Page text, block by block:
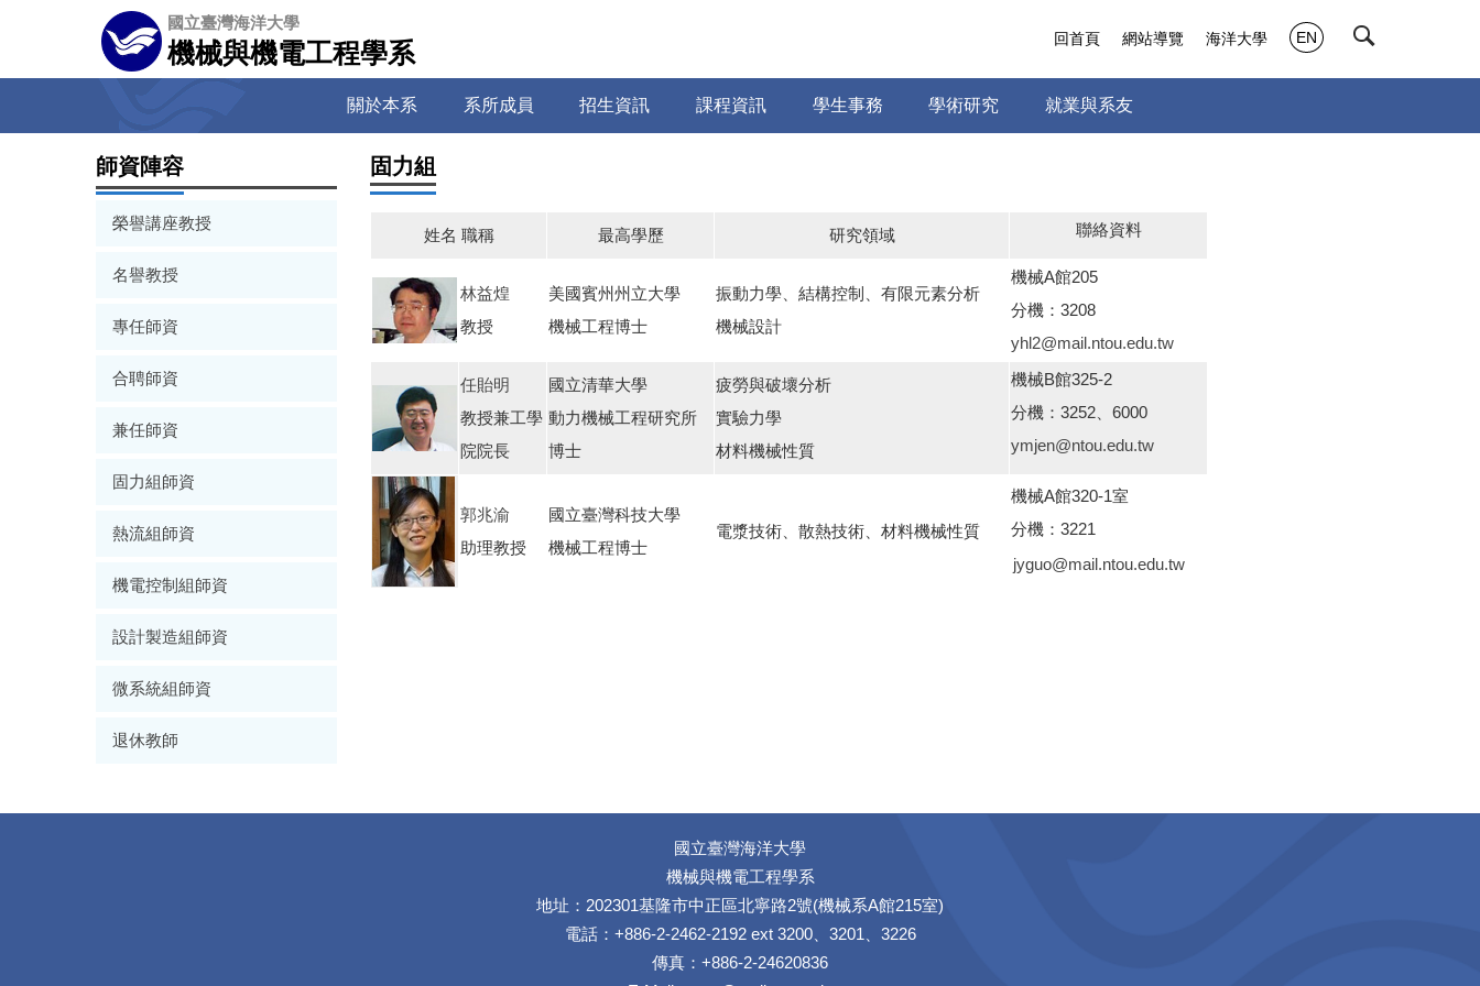
容
國立臺灣海洋大學
機械與機電工程學系
關於本系 系所成員 招生資訊 課程資訊 學生事務 學術研究 就業與系友
回首頁 網站導覽 海洋大學 EN
師資陣容
榮譽講座教授
名譽教授
專任師資
合聘師資
兼任師資
固力組師資
熱流組師資
機電控制組師資
設計製造組師資
微系統組師資
退休教師
固力組
姓名 職稱 最高學歷 研究領域 聯絡資料
林益煌
教授
美國賓州州立大學
機械工程博士
振動力學、結構控制、有限元素分析
機械設計
機械A館205
分機：3208
yhl2@mail.ntou.edu.tw
任貽明
教授兼工學
院院長
國立清華大學
動力機械工程研究所
博士
疲勞與破壞分析
實驗力學
材料機械性質
機械B館325-2
分機：3252、6000
ymjen@ntou.edu.tw
郭兆渝
助理教授
國立臺灣科技大學
機械工程博士
電漿技術、散熱技術、材料機械性質
機械A館320-1室
分機：3221
jyguo@mail.ntou.edu.tw
國立臺灣海洋大學
機械與機電工程學系
地址：202301基隆市中正區北寧路2號(機械系A館215室)
電話：+886-2-2462-2192 ext 3200、3201、3226
傳真：+886-2-24620836